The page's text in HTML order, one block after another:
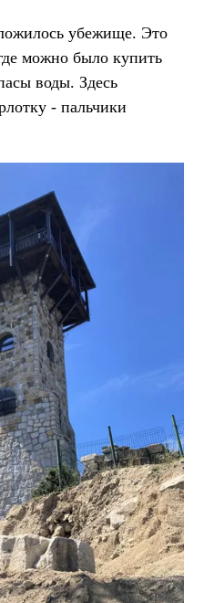
убежище. Это
можно было купить
воды. Здесь
- пальчики